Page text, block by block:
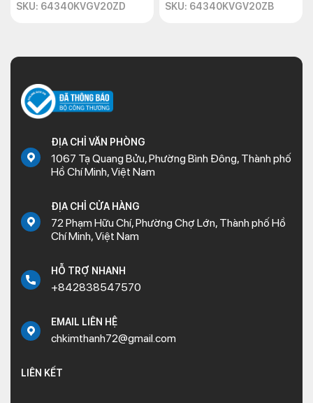
SKU: 64340KVGV20ZD
SKU: 64340KVGV20ZB
ĐỊA CHỈ VĂN PHÒNG
1067 Tạ Quang Bửu, Phường Bình Đông, Thành phố
Hồ Chí Minh, Việt Nam
ĐỊA CHỈ CỬA HÀNG
72 Phạm Hữu Chí, Phường Chợ Lớn, Thành phố Hồ
Chí Minh, Việt Nam
HỖ TRỢ NHANH
+842838547570
EMAIL LIÊN HỆ
chkimthanh72@gmail.com
LIÊN KẾT